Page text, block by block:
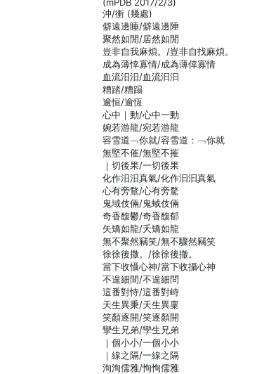
沖/衝 (幾處)
僻遠邊睡/僻遠邊陲
聚然如閒/居然如閒
豈非自我麻煩。/豈非自找麻煩。
成為薄悻寡情/成為薄倖寡情
血流汨汨/血流汩汩
糟踏/糟蹋
逾恒/逾恆
心中｜動/心中一動
婉若游龍/宛若游龍
容雪道﹁你就/容雪道：﹁你就
無堅不催/無堅不摧
｜切後果/一切後果
化作汨汨真氣/化作汩汩真氣
心有旁鶩/心有旁騖
鬼域伎倆/鬼蜮伎倆
奇香馥鬱/奇香馥郁
矢矯如龍/夭矯如龍
無不聚然竊笑/無不驟然竊笑
徐徐後撒。/徐徐後撤。
當下收懾心神/當下收攝心神
不遑細間/不遑細問
這番對恃/這番對峙
天生異秉/天生異稟
笑顏逐開/笑逐顏開
攣生兄弟/孿生兄弟
｜個小小/一個小小
｜線之隔/一線之隔
洵洵儒雅/恂恂儒雅